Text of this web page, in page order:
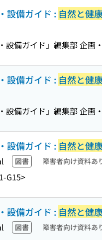
設備ガイド : 自然と健
設備ガイド」編集部 企画
設備ガイド : 自然と健
設備ガイド」編集部 企画
設備ガイド : 自然と健
図書 障害者向け資料あ
G15>
設備ガイド : 自然と健
図書 障害者向け資料あ